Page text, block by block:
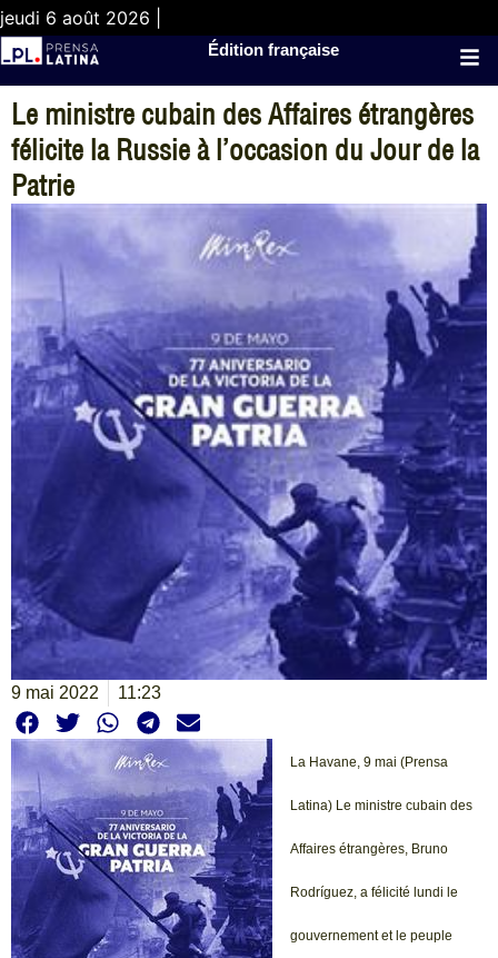
jeudi 6 août 2026 |
Édition française
Le ministre cubain des Affaires étrangères
félicite la Russie à l’occasion du Jour de la
Patrie
9 mai 2022 11:23
La Havane, 9 mai (Prensa
Latina) Le ministre cubain des
Affaires étrangères, Bruno
Rodríguez, a félicité lundi le
gouvernement et le peuple